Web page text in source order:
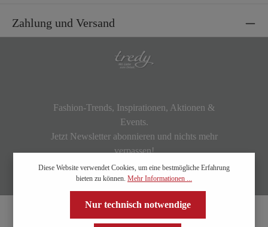
Zahlung und Versand
Fashion-Trends, Inspirationen, Aktionen &
Events.
Jetzt Newsletter abonnieren und nichts mehr
verpassen!
Diese Website verwendet Cookies, um eine bestmögliche Erfahrung
bieten zu können. Mehr Informationen ...
Nur technisch notwendige